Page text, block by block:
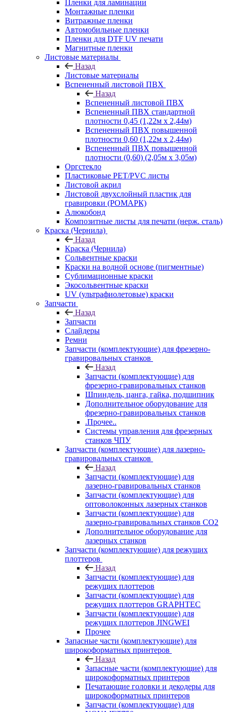
Пленки для ламинации
Монтажные пленки
Витражные пленки
Автомобильные пленки
Пленки для DTF UV печати
Магнитные пленки
Листовые материалы
Назад
Листовые материалы
Вспененный листовой ПВХ
Назад
Вспененный листовой ПВХ
Вспененный ПВХ стандартной
плотности 0,45 (1,22м х 2,44м)
Вспененный ПВХ повышенной
плотности 0,60 (1,22м х 2,44м)
Вспененный ПВХ повышенной
плотности (0,60) (2,05м х 3,05м)
Оргстекло
Пластиковые PET/PVC листы
Листовой акрил
Листовой двухслойный пластик для
гравировки (РОМАРК)
Алюкобонд
Композитные листы для печати (нерж. сталь)
Краска (Чернила)
Назад
Краска (Чернила)
Сольвентные краски
Краски на водной основе (пигментные)
Сублимационные краски
Экосольвентные краски
UV (ультрафиолетовые) краски
Запчасти
Назад
Запчасти
Слайдеры
Ремни
Запчасти (комплектующие) для фрезерно-
гравировальных станков
Назад
Запчасти (комплектующие) для
фрезерно-гравировальных станков
Шпиндель, цанга, гайка, подшипник
Дополнительное оборудование для
фрезерно-гравировальных станков
.Прочее..
Системы управления для фрезерных
станков ЧПУ
Запчасти (комплектующие) для лазерно-
гравировальных станков
Назад
Запчасти (комплектующие) для
лазерно-гравировальных станков
Запчасти (комплектующие) для
оптоволоконных лазерных станков
Запчасти (комплектующие) для
лазерно-гравировальных станков CO2
Дополнительное оборудование для
лазерных станков
Запчасти (комплектующие) для режущих
плоттеров
Назад
Запчасти (комплектующие) для
режущих плоттеров
Запчасти (комплектующие) для
режущих плоттеров GRAPHTEC
Запчасти (комплектующие) для
режущих плоттеров JINGWEI
Прочее
Запасные части (комплектующие) для
широкоформатных принтеров
Назад
Запасные части (комплектующие) для
широкоформатных принтеров
Печатающие головки и декодеры для
широкоформатных принтеров
Запчасти (комплектующие) для